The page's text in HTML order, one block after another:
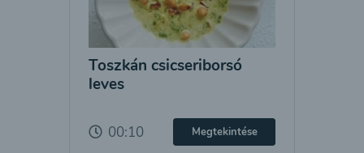
Toszkán csicseriborsó
leves
00:10 Megtekintése